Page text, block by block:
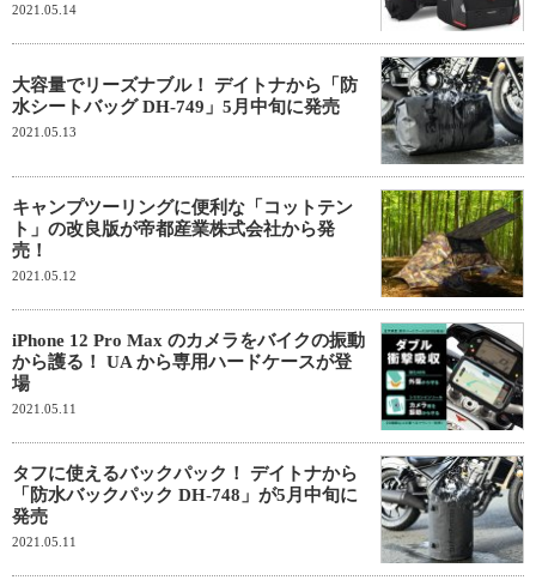
2021.05.14
大容量でリーズナブル！ デイトナから「防
水シートバッグ DH-749」5月中旬に発売
2021.05.13
キャンプツーリングに便利な「コットテン
ト」の改良版が帝都産業株式会社から発
売！
2021.05.12
iPhone 12 Pro Max のカメラをバイクの振動
から護る！ UA から専用ハードケースが登
場
2021.05.11
タフに使えるバックパック！ デイトナから
「防水バックパック DH-748」が5月中旬に
発売
2021.05.11